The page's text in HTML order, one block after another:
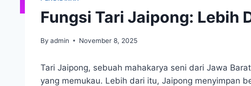
Fungsi Tari Jaipong: Lebih
By admin November 8, 2025
Tari Jaipong, sebuah mahakarya seni dari Jawa
yang memukau. Lebih dari itu, Jaipong menyimpan